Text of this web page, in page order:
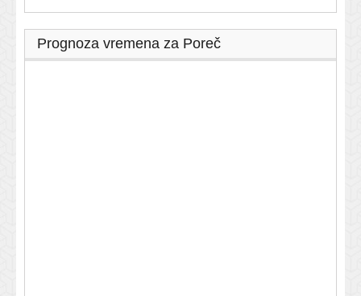
Prognoza vremena za Poreč